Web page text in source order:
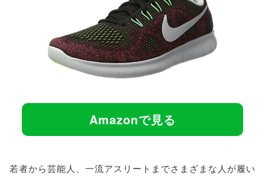
Amazonで見る
若者から芸能人、一流アスリートまでさまざまな人が履い